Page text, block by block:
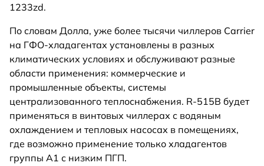
1233zd.
По словам Долла, уже более тысячи чиллеров Carrier
на ГФО-хладагентах установлены в разных
климатических условиях и обслуживают разные
области применения: коммерческие и
промышленные объекты, системы
централизованного теплоснабжения. R-515B будет
применяться в винтовых чиллерах с водяным
охлаждением и тепловых насосах в помещениях,
где возможно применение только хладагентов
группы А1 с низким ПГП.